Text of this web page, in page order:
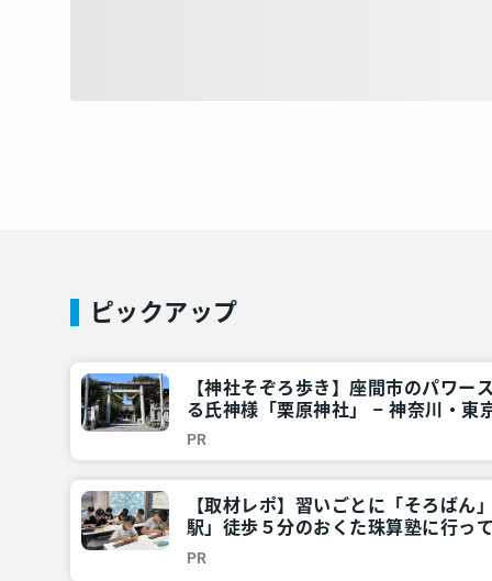
ピックアップ
【神社そぞろ歩き】座間市のパワー
る氏神様「栗原神社」 – 神奈川・東
リア
PR
【取材レポ】習いごとに「そろばん
駅」徒歩５分のおくた珠算塾に行っ
奈川・東京多摩のご近所情報 – レア
PR